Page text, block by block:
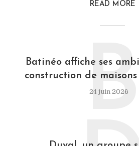
READ MORE
Batinéo affiche ses
construction de
24 juin 2026